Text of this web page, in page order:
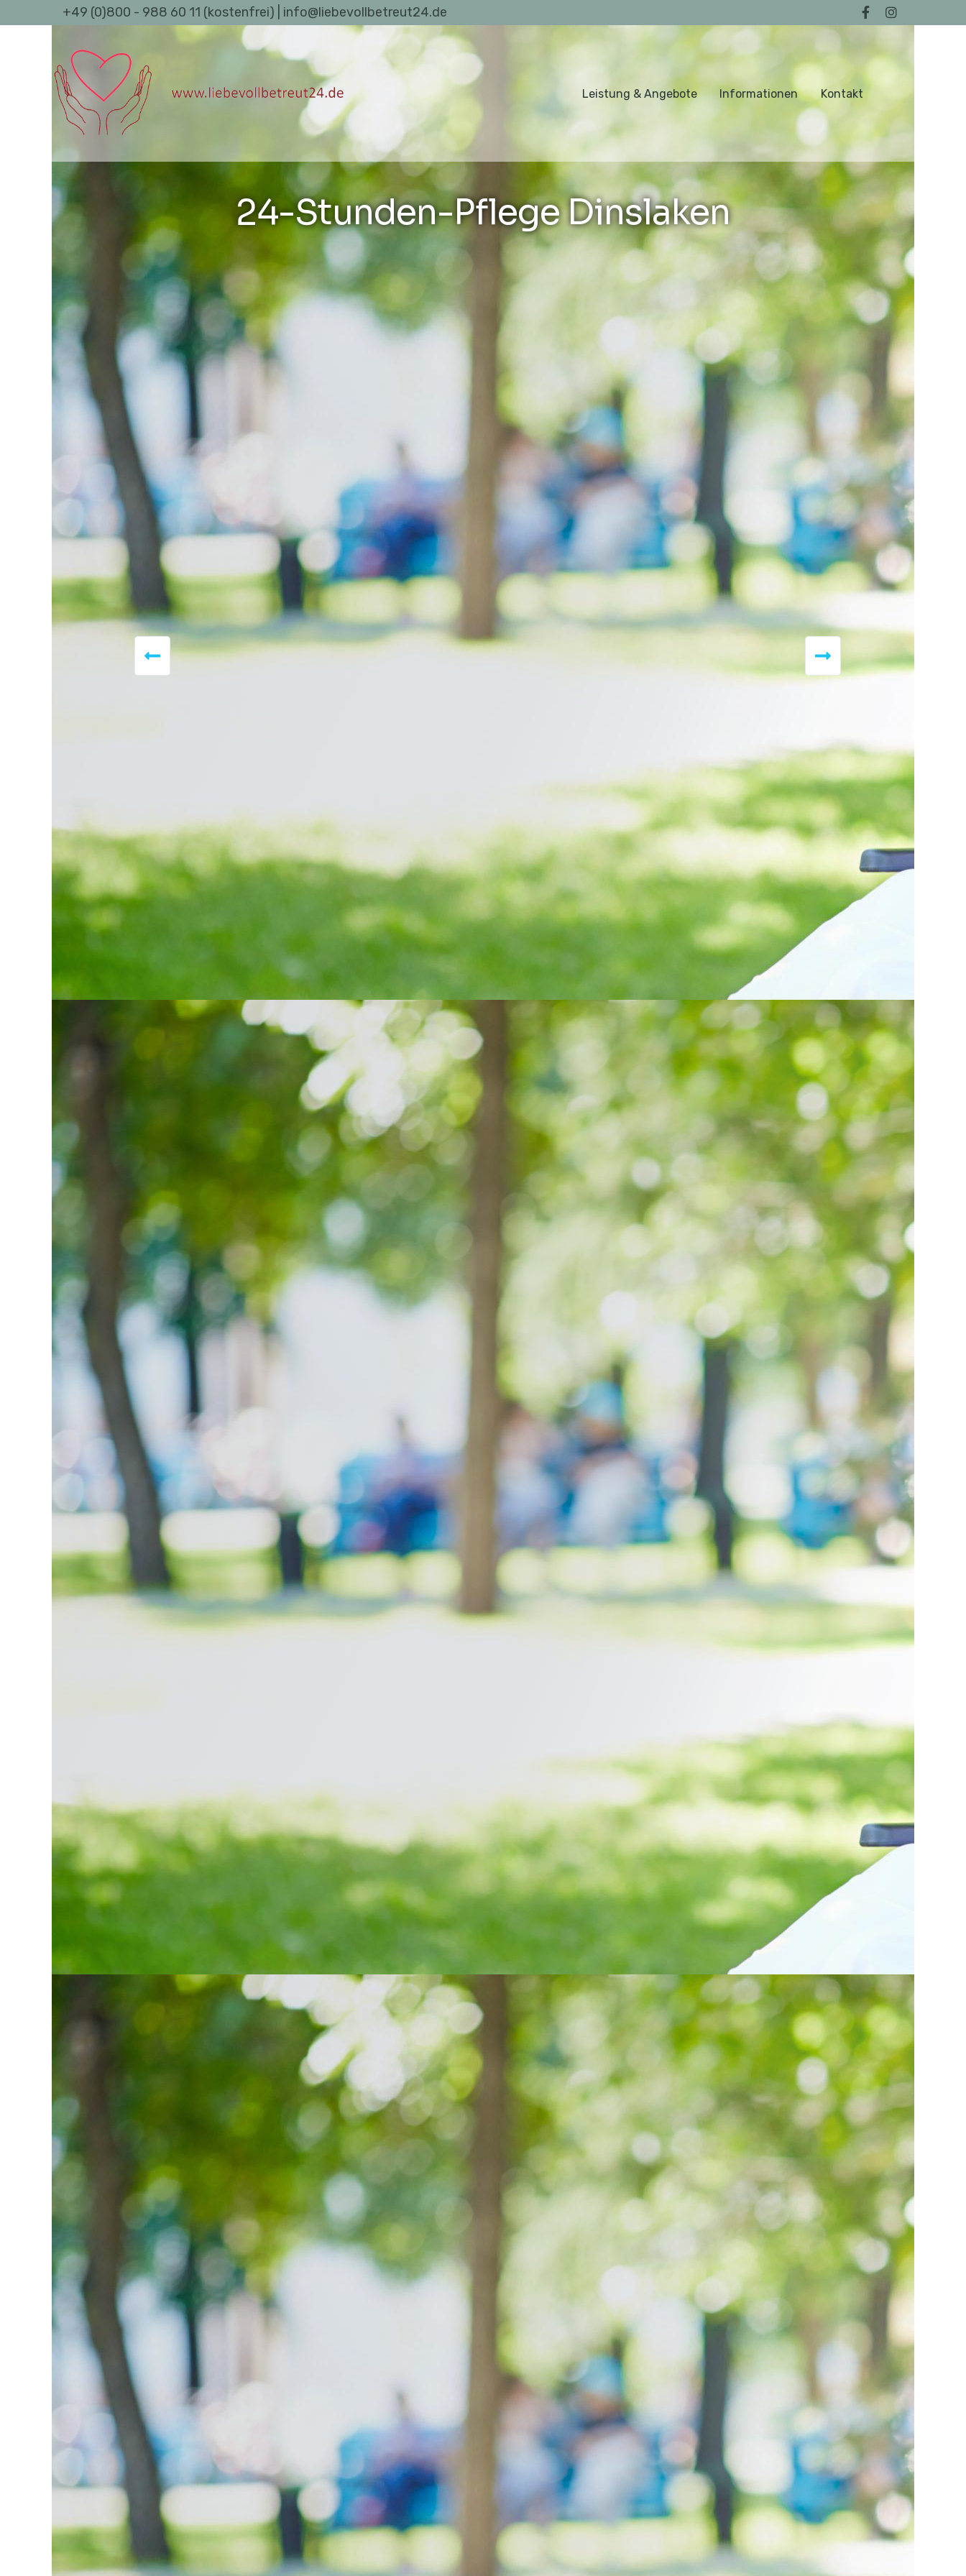
+49 (0)800 - 988 60 11 (kostenfrei) | info@liebevollbetreut24.de
Leistung & Angebote Informationen Kontakt
24-Stunden-Pflege Dinslaken